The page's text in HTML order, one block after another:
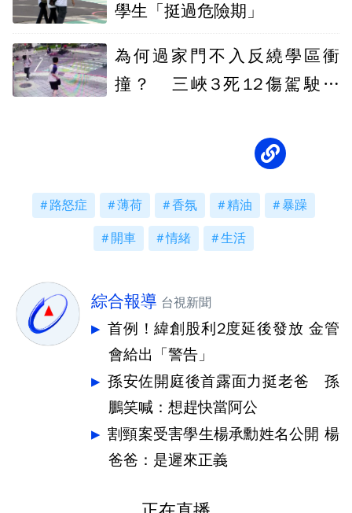
學生「挺過危險期」
為何過家門不入反繞學區衝
撞？ 三峽3死12傷駕駛疑
路怒症 薄荷 香氛 精油 暴躁
開車 情緒 生活
綜合報導 台視新聞
首例！緯創股利2度延後發放 金管
會給出「警告」
孫安佐開庭後首露面力挺老爸 孫
鵬笑喊：想趕快當阿公
割頸案受害學生楊承勳姓名公開 楊
爸爸：是遲來正義